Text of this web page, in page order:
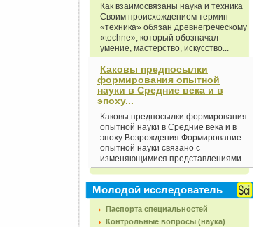
Как взаимосвязаны наука и техника
Своим происхождением термин
«техника» обязан древнегреческому
«techne», который обозначал
умение, мастерство, искусство...
Каковы предпосылки
формирования опытной
науки в Средние века и в
эпоху...
Каковы предпосылки формирования
опытной науки в Средние века и в
эпоху Возрождения Формирование
опытной науки связано с
изменяющимися представлениями...
Молодой исследователь
Паспорта специальностей
Контрольные вопросы (наука)